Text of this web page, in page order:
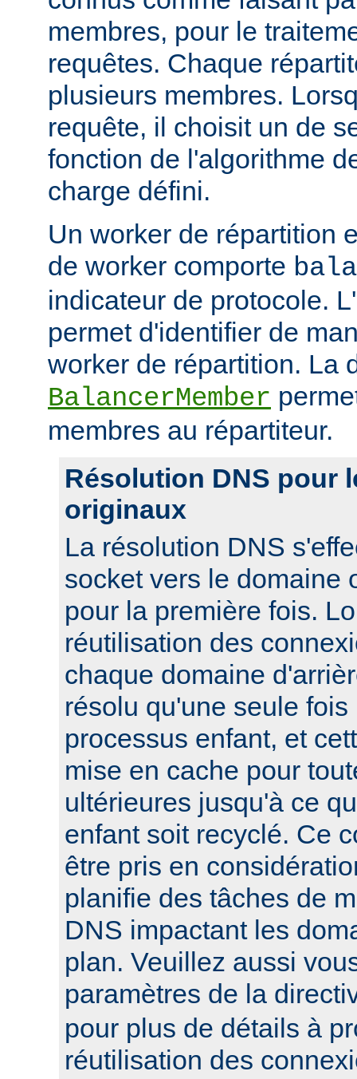
membres, pour le
requêtes. Chaque
plusieurs membres.
requête, il choisit un de
fonction de l'algorithme
charge défini.
Un worker de répartition
de worker comporte
indicateur de protocole.
permet d'identifier de
worker de répartition. La
BalancerMember
membres au répartiteur.
Résolution DNS pour
originaux
La résolution DNS
socket vers le domaine
pour la première fois.
réutilisation des
chaque domaine
résolu qu'une seule
processus enfant, et
mise en cache pour
ultérieures jusqu'à ce
enfant soit recyclé. Ce
être pris en
planifie des tâches de
DNS impactant les
plan. Veuillez aussi
paramètres de la
pour plus de détails à
réutilisation des